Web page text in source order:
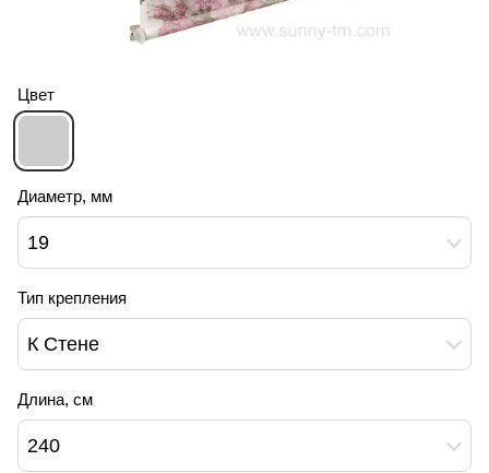
Цвет
Диаметр, мм
19
Тип крепления
К Стене
Длина, см
240